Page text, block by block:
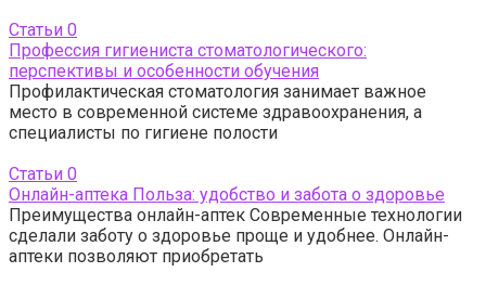
Статьи 0
Профессия гигиениста стоматологического:
перспективы и особенности обучения
Профилактическая стоматология занимает важное
место в современной системе здравоохранения, а
специалисты по гигиене полости
Статьи 0
Онлайн-аптека Польза: удобство и забота о здоровье
Преимущества онлайн-аптек Современные технологии
сделали заботу о здоровье проще и удобнее. Онлайн-
аптеки позволяют приобретать